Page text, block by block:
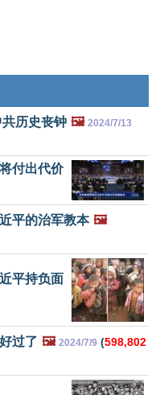
历史丧钟 🖼️ 2024/7/13
付出代价
平的治军教本 🖼️
平持负面
过了 🖼️ 2024/7/9 (598,802